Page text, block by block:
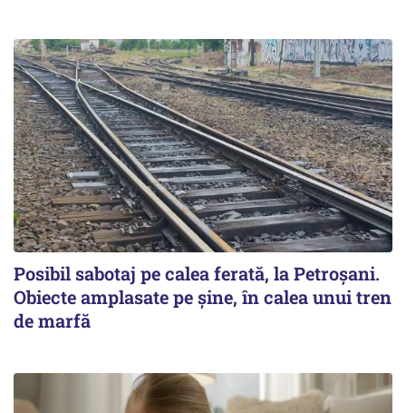
Posibil sabotaj pe calea ferată, la Petroșani.
Obiecte amplasate pe șine, în calea unui tren
de marfă